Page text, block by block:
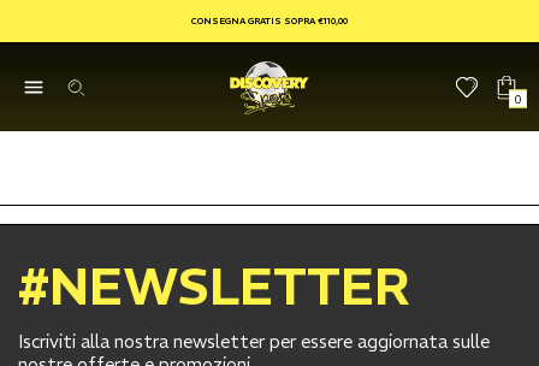
CONSEGNA GRATIS SOPRA €110,00
0
#NEWSLETTER
Iscriviti alla nostra newsletter per essere aggiornata sulle